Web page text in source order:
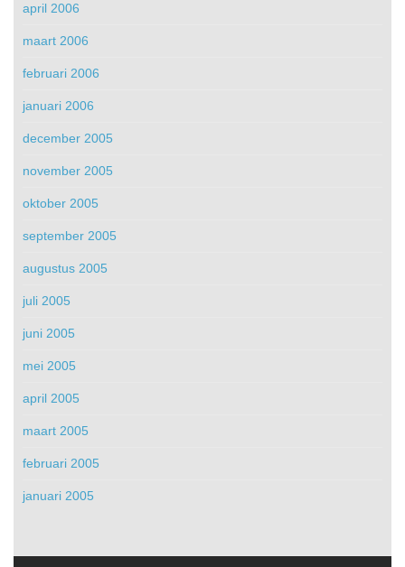
april 2006
maart 2006
februari 2006
januari 2006
december 2005
november 2005
oktober 2005
september 2005
augustus 2005
juli 2005
juni 2005
mei 2005
april 2005
maart 2005
februari 2005
januari 2005